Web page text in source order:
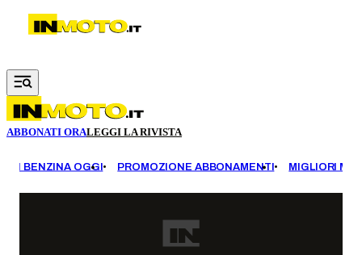
Vai al contenuto principale
ABBONATI ORALEGGI LA RIVISTA
BENZINA OGGI PROMOZIONE ABBONAMENTI MIGLIORI